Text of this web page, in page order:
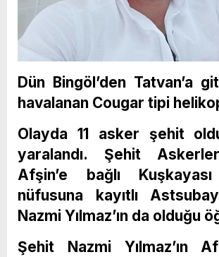
Dün Bingöl’den Tatvan’a
havalanan Cougar tipi
Olayda 11 asker şehit
yaralandı. Şehit
Afşin’e bağlı
nüfusuna kayıtlı
Nazmi Yılmaz’ın da olduğu
Şehit Nazmi Yılmaz’ın